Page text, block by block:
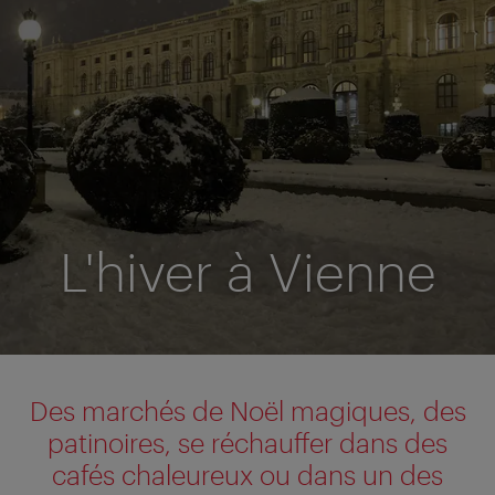
L'hiver à Vienne
Des marchés de Noël magiques, des
patinoires, se réchauffer dans des
cafés chaleureux ou dans un des